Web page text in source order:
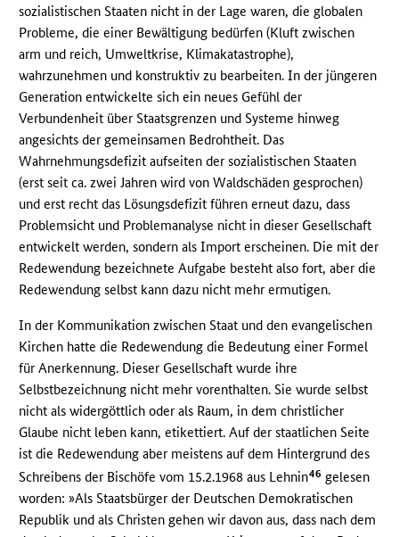
sozialistischen Staaten nicht in der Lage waren, die globalen
Probleme, die einer Bewältigung bedürfen (Kluft zwischen
arm und reich, Umweltkrise, Klimakatastrophe),
wahrzunehmen und konstruktiv zu bearbeiten. In der jüngeren
Generation entwickelte sich ein neues Gefühl der
Verbundenheit über Staatsgrenzen und Systeme hinweg
angesichts der gemeinsamen Bedrohtheit. Das
Wahrnehmungsdefizit aufseiten der sozialistischen Staaten
(erst seit ca. zwei Jahren wird von Waldschäden gesprochen)
und erst recht das Lösungsdefizit führen erneut dazu, dass
Problemsicht und Problemanalyse nicht in dieser Gesellschaft
entwickelt werden, sondern als Import erscheinen. Die mit der
Redewendung bezeichnete Aufgabe besteht also fort, aber die
Redewendung selbst kann dazu nicht mehr ermutigen.
In der Kommunikation zwischen Staat und den evangelischen
Kirchen hatte die Redewendung die Bedeutung einer Formel
für Anerkennung. Dieser Gesellschaft wurde ihre
Selbstbezeichnung nicht mehr vorenthalten. Sie wurde selbst
nicht als widergöttlich oder als Raum, in dem christlicher
Glaube nicht leben kann, etikettiert. Auf der staatlichen Seite
ist die Redewendung aber meistens auf dem Hintergrund des
Schreibens der Bischöfe vom 15.2.1968 aus Lehnin46 gelesen
worden: »Als Staatsbürger der Deutschen Demokratischen
Republik und als Christen gehen wir davon aus, dass nach dem